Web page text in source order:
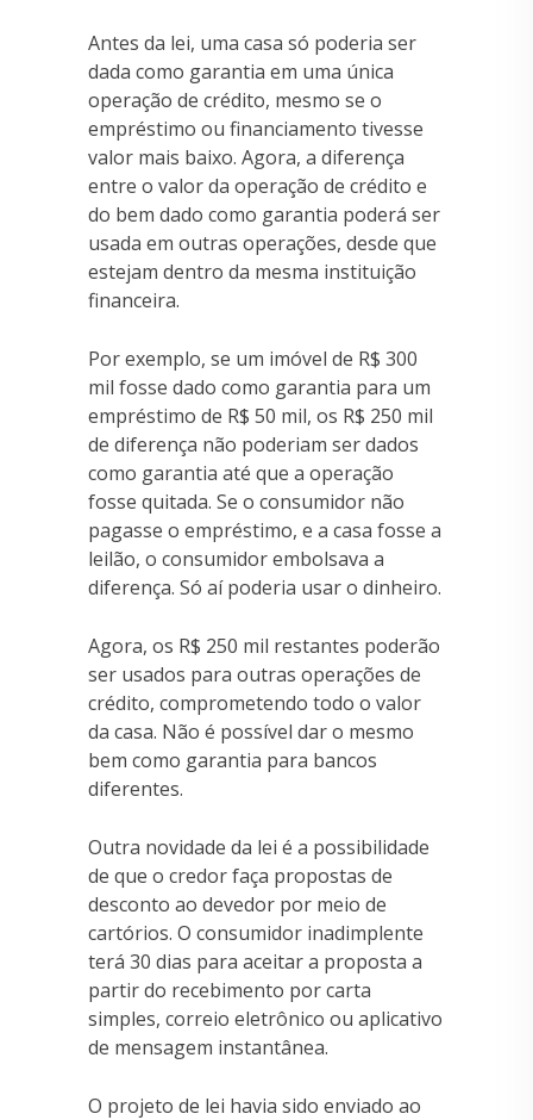
Antes da lei, uma casa só poderia ser
dada como garantia em uma única
operação de crédito, mesmo se o
empréstimo ou financiamento tivesse
valor mais baixo. Agora, a diferença
entre o valor da operação de crédito e
do bem dado como garantia poderá ser
usada em outras operações, desde que
estejam dentro da mesma instituição
financeira.
Por exemplo, se um imóvel de R$ 300
mil fosse dado como garantia para um
empréstimo de R$ 50 mil, os R$ 250 mil
de diferença não poderiam ser dados
como garantia até que a operação
fosse quitada. Se o consumidor não
pagasse o empréstimo, e a casa fosse a
leilão, o consumidor embolsava a
diferença. Só aí poderia usar o dinheiro.
Agora, os R$ 250 mil restantes poderão
ser usados para outras operações de
crédito, comprometendo todo o valor
da casa. Não é possível dar o mesmo
bem como garantia para bancos
diferentes.
Outra novidade da lei é a possibilidade
de que o credor faça propostas de
desconto ao devedor por meio de
cartórios. O consumidor inadimplente
terá 30 dias para aceitar a proposta a
partir do recebimento por carta
simples, correio eletrônico ou aplicativo
de mensagem instantânea.
O projeto de lei havia sido enviado ao